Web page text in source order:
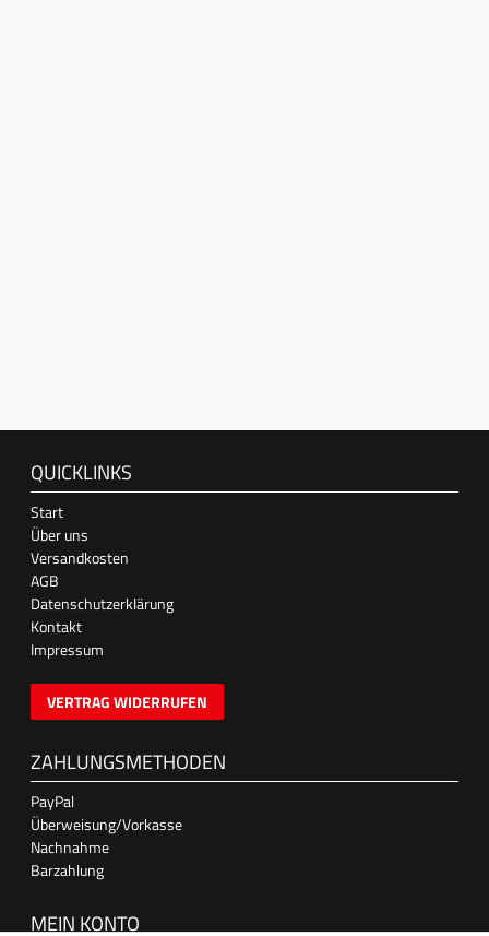
QUICKLINKS
Start
Über uns
Versandkosten
AGB
Datenschutzerklärung
Kontakt
Impressum
VERTRAG WIDERRUFEN
ZAHLUNGSMETHODEN
PayPal
Überweisung/Vorkasse
Nachnahme
Barzahlung
MEIN KONTO